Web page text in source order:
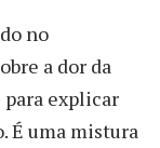
no
a dor da
para explicar
É uma mistura